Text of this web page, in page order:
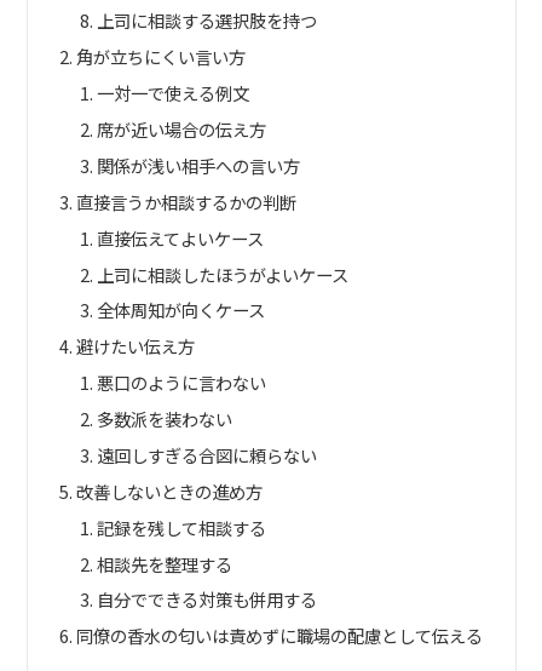
上司に相談する選択肢を持つ
角が立ちにくい言い方
一対一で使える例文
席が近い場合の伝え方
関係が浅い相手への言い方
直接言うか相談するかの判断
直接伝えてよいケース
上司に相談したほうがよいケース
全体周知が向くケース
避けたい伝え方
悪口のように言わない
多数派を装わない
遠回しすぎる合図に頼らない
改善しないときの進め方
記録を残して相談する
相談先を整理する
自分でできる対策も併用する
同僚の香水の匂いは責めずに職場の配慮として伝える